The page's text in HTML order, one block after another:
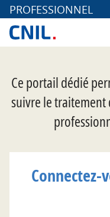
PROFESSIONNEL
Ce portail dédié
suivre le traitement
*